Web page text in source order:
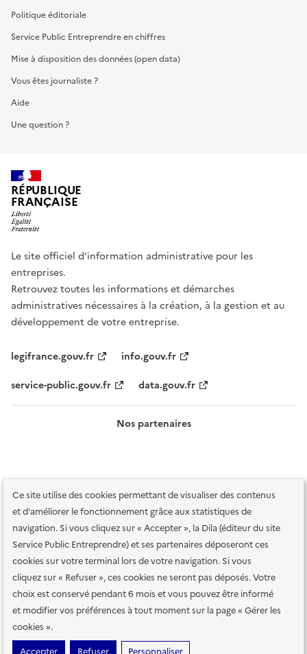
Ce site utilise des cookies permettant de visualiser des contenus
et d'améliorer le fonctionnement grâce aux statistiques de
navigation. Si vous cliquez sur « Accepter », la Dila (éditeur du site
Service Public Entreprendre) et ses partenaires déposeront ces
cookies sur votre terminal lors de votre navigation. Si vous
cliquez sur « Refuser », ces cookies ne seront pas déposés. Votre
choix est conservé pendant 6 mois et vous pouvez être informé
et modifier vos préférences à tout moment sur la page « Gérer les
cookies ».
Politique éditoriale
Service Public Entreprendre en chiffres
Mise à disposition des données (open data)
Vous êtes journaliste ?
Aide
Une question ?
RÉPUBLIQUE
FRANÇAISE
Le site officiel d’information administrative pour les
entreprises.
Retrouvez toutes les informations et démarches
administratives nécessaires à la création, à la gestion et au
développement de votre entreprise.
legifrance.gouv.fr
info.gouv.fr
service-public.gouv.fr
data.gouv.fr
Nos partenaires
Plan du site Accessibilité : totalement conforme
Accessibilité des
services en ligne
Mentions légales Données personnelles et sécurité
Conditions générales d'utilisation
Gestion des cookies
Paramètres d'affichage
Sauf mention contraire, tous les contenus de ce site sont sous